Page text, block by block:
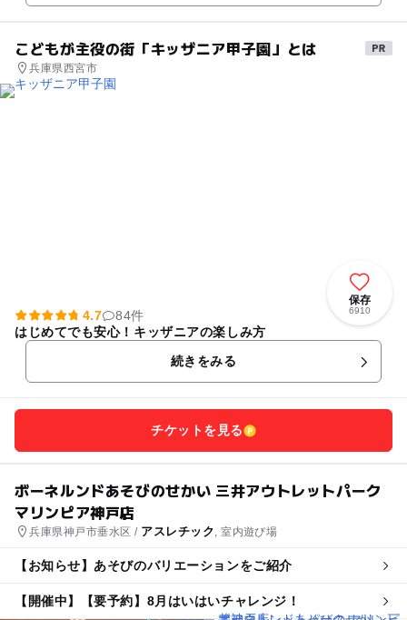
こどもが主役の街「キッザニア甲子園」とは
兵庫県西宮市
保存
6910
4.7
84件
はじめてでも安心！キッザニアの楽しみ方
続きをみる
チケットを見る
ボーネルンドあそびのせかい 三井アウトレットパーク
マリンピア神戸店
兵庫県神戸市垂水区 / アスレチック, 室内遊び場
【お知らせ】あそびのバリエーションをご紹介
【開催中】【要予約】8月はいはいチャレンジ！